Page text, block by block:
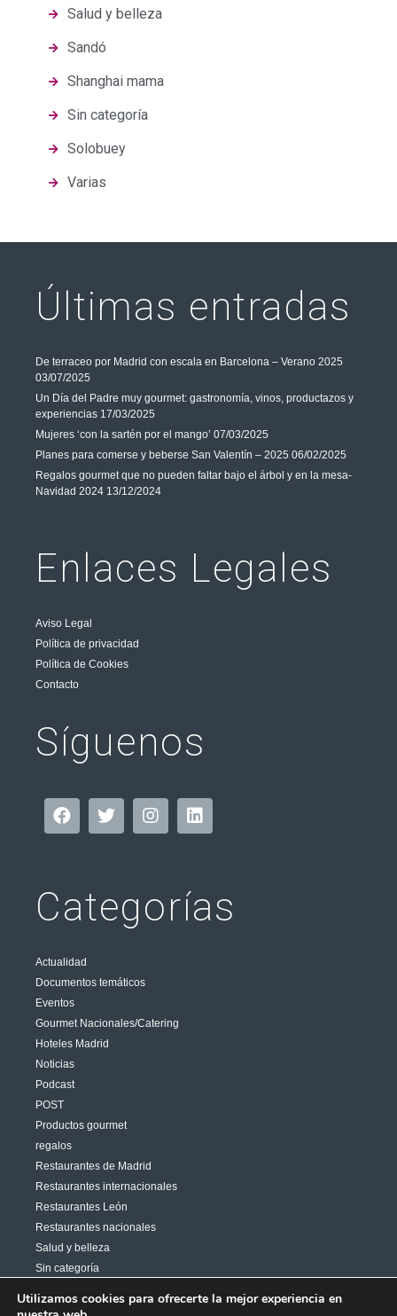
Salud y belleza
Sandó
Shanghai mama
Sin categoría
Solobuey
Varias
Últimas entradas
De terraceo por Madrid con escala en Barcelona – Verano 2025
03/07/2025
Un Día del Padre muy gourmet: gastronomía, vinos, productazos y
experiencias 17/03/2025
Mujeres ‘con la sartén por el mango’ 07/03/2025
Planes para comerse y beberse San Valentín – 2025 06/02/2025
Regalos gourmet que no pueden faltar bajo el árbol y en la mesa-
Navidad 2024 13/12/2024
Enlaces Legales
Aviso Legal
Política de privacidad
Política de Cookies
Contacto
Síguenos
Categorías
Actualidad
Documentos temáticos
Eventos
Gourmet Nacionales/Catering
Hoteles Madrid
Noticias
Podcast
POST
Productos gourmet
regalos
Restaurantes de Madrid
Restaurantes internacionales
Restaurantes León
Restaurantes nacionales
Salud y belleza
Sin categoría
Utilizamos cookies para ofrecerte la mejor experiencia en